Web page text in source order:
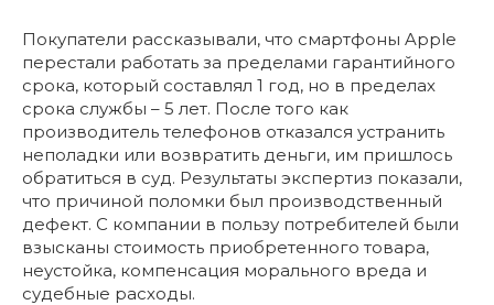
Покупатели рассказывали, что смартфоны Apple
перестали работать за пределами гарантийного
срока, который составлял 1 год, но в пределах
срока службы – 5 лет. После того как
производитель телефонов отказался устранить
неполадки или возвратить деньги, им пришлось
обратиться в суд. Результаты экспертиз показали,
что причиной поломки был производственный
дефект. С компании в пользу потребителей были
взысканы стоимость приобретенного товара,
неустойка, компенсация морального вреда и
судебные расходы.